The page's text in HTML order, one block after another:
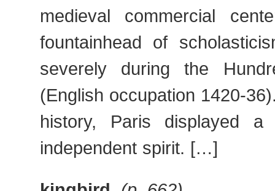
medieval commercial
fountainhead of
severely during the
(English occupation 1420-
history, Paris displayed a
independent spirit. […]